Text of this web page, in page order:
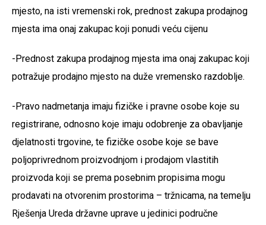
mjesto, na isti vremenski rok, prednost zakupa prodajnog
mjesta ima onaj zakupac koji ponudi veću cijenu
-Prednost zakupa prodajnog mjesta ima onaj zakupac koji
potražuje prodajno mjesto na duže vremensko razdoblje.
-Pravo nadmetanja imaju fizičke i pravne osobe koje su
registrirane, odnosno koje imaju odobrenje za obavljanje
djelatnosti trgovine, te fizičke osobe koje se bave
poljoprivrednom proizvodnjom i prodajom vlastitih
proizvoda koji se prema posebnim propisima mogu
prodavati na otvorenim prostorima – tržnicama, na temelju
Rješenja Ureda državne uprave u jedinici područne